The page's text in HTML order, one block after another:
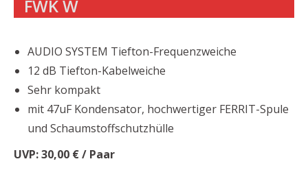
FWK W
AUDIO SYSTEM Tiefton-Frequenzweiche
12 dB Tiefton-Kabelweiche
Sehr kompakt
mit 47uF Kondensator, hochwertiger FERRIT-Spule
und Schaumstoffschutzhülle
UVP: 30,00 € / Paar